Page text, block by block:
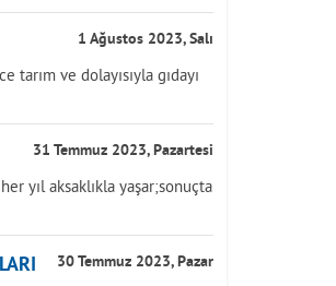
1 Ağustos 2023, Salı
ve dolayısıyla gıdayı
31 Temmuz 2023, Pazartesi
yıl aksaklıkla yaşar;sonuçta
30 Temmuz 2023, Pazar